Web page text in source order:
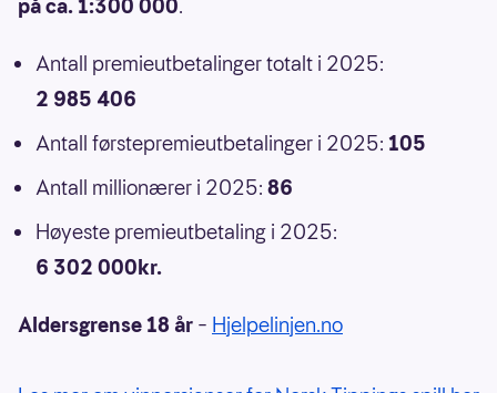
på ca. 1:300 000.
Antall premieutbetalinger totalt i 2025:
2 985 406
Antall førstepremieutbetalinger i 2025: 105
Antall millionærer i 2025: 86
Høyeste premieutbetaling i 2025:
6 302 000kr.
Aldersgrense 18 år – Hjelpelinjen.no